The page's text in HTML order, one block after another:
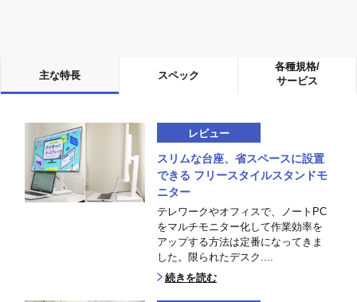
主な特長 スペック
各種規格/
サービス
レビュー
スリムな台座、省スペースに設置
できる フリースタイルスタンドモ
ニター
テレワークやオフィスで、ノートPC
をマルチモニター化して作業効率を
アップする方法は定番になってきま
した。限られたデスク....
続きを読む